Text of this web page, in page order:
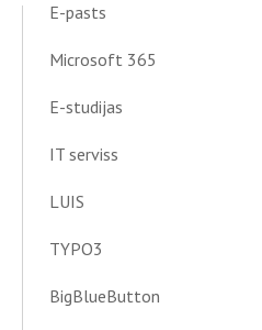
E-pasts
Microsoft 365
E-studijas
IT serviss
LUIS
TYPO3
BigBlueButton